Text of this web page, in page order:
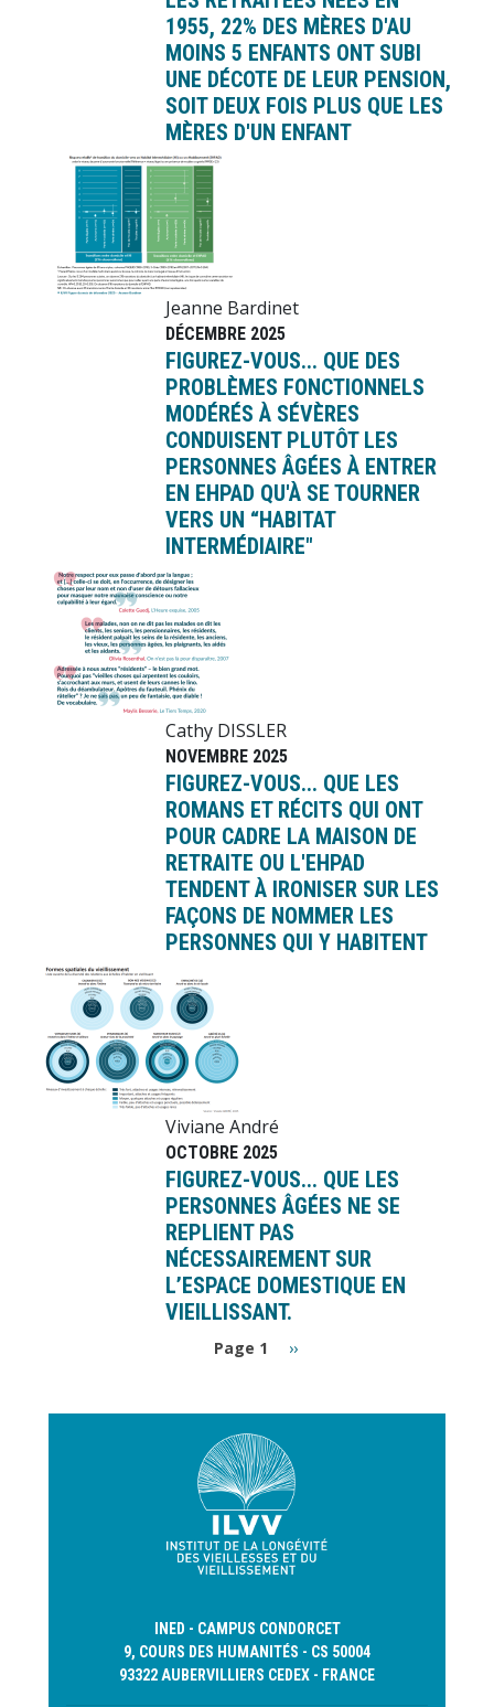
1955, 22% DES MÈRES D'AU
MOINS 5 ENFANTS ONT SUBI
UNE DÉCOTE DE LEUR PENSION,
SOIT DEUX FOIS PLUS QUE LES
MÈRES D'UN ENFANT
Image
Jeanne Bardinet
DÉCEMBRE 2025
FIGUREZ-VOUS... QUE DES
PROBLÈMES FONCTIONNELS
MODÉRÉS À SÉVÈRES
CONDUISENT PLUTÔT LES
PERSONNES ÂGÉES À ENTRER
EN EHPAD QU'À SE TOURNER
VERS UN “HABITAT
INTERMÉDIAIRE"
Image
Cathy DISSLER
NOVEMBRE 2025
FIGUREZ-VOUS... QUE LES
ROMANS ET RÉCITS QUI ONT
POUR CADRE LA MAISON DE
RETRAITE OU L'EHPAD
TENDENT À IRONISER SUR LES
FAÇONS DE NOMMER LES
PERSONNES QUI Y HABITENT
Image
Viviane André
OCTOBRE 2025
FIGUREZ-VOUS... QUE LES
PERSONNES ÂGÉES NE SE
REPLIENT PAS
NÉCESSAIREMENT SUR
L’ESPACE DOMESTIQUE EN
VIEILLISSANT.
Page 1
Page
››
INED - CAMPUS CONDORCET
9, COURS DES HUMANITÉS - CS 50004
93322 AUBERVILLIERS CEDEX - FRANCE